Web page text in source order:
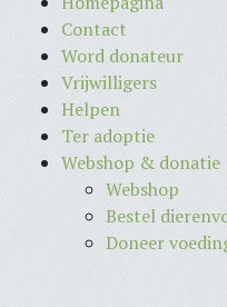
Contact
Word donateur
Vrijwilligers
Helpen
Ter adoptie
Webshop & donatie
Webshop
Bestel
Doneer